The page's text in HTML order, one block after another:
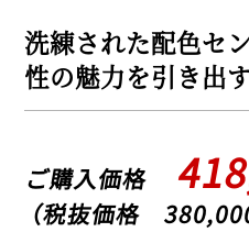
洗練された配色セ
性の魅力を引き出
ご購入価格
（税抜価格